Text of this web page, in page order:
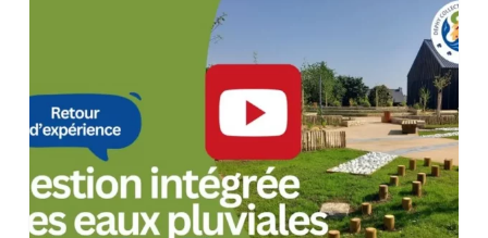
intégrée
des
eaux
pluviales